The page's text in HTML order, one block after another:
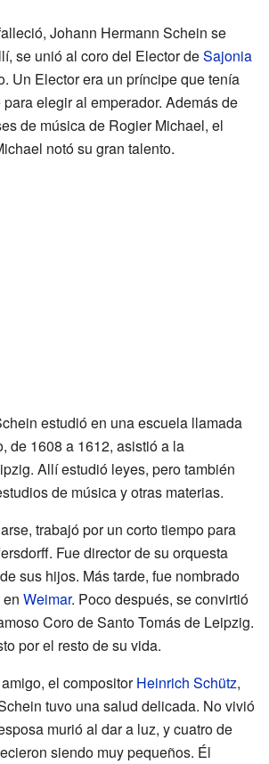
Johann Hermann Schein se
se unió al coro del Elector deSajonia
Un Elector era un príncipe que tenía
elegir al emperador. Además de
de música de Rogier Michael, el
notó su gran talento.
estudió en una escuela llamada
de 1608 a 1612, asistió a la
Allí estudió leyes, pero también
de música y otras materias.
trabajó por un corto tiempo para
Fue director de su orquesta
sus hijos. Más tarde, fue nombrado
Weimar. Poco después, se convirtió
Coro de Santo Tomás de Leipzig.
por el resto de su vida.
el compositorHeinrich Schütz,
tuvo una salud delicada. No vivió
murió al dar a luz, y cuatro de
siendo muy pequeños. Él